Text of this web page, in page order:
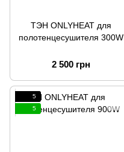
ТЭН ONLYHEAT для
полотенцесушителя 300W
2 500 грн
5
5